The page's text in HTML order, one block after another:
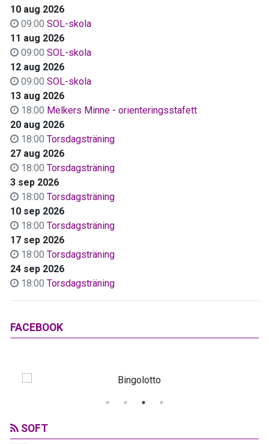
10 aug 2026
09:00 SOL-skola
11 aug 2026
09:00 SOL-skola
12 aug 2026
09:00 SOL-skola
13 aug 2026
18:00 Melkers Minne - orienteringsstafett
20 aug 2026
18:00 Torsdagsträning
27 aug 2026
18:00 Torsdagsträning
3 sep 2026
18:00 Torsdagsträning
10 sep 2026
18:00 Torsdagsträning
17 sep 2026
18:00 Torsdagsträning
24 sep 2026
18:00 Torsdagsträning
FACEBOOK
SOFT